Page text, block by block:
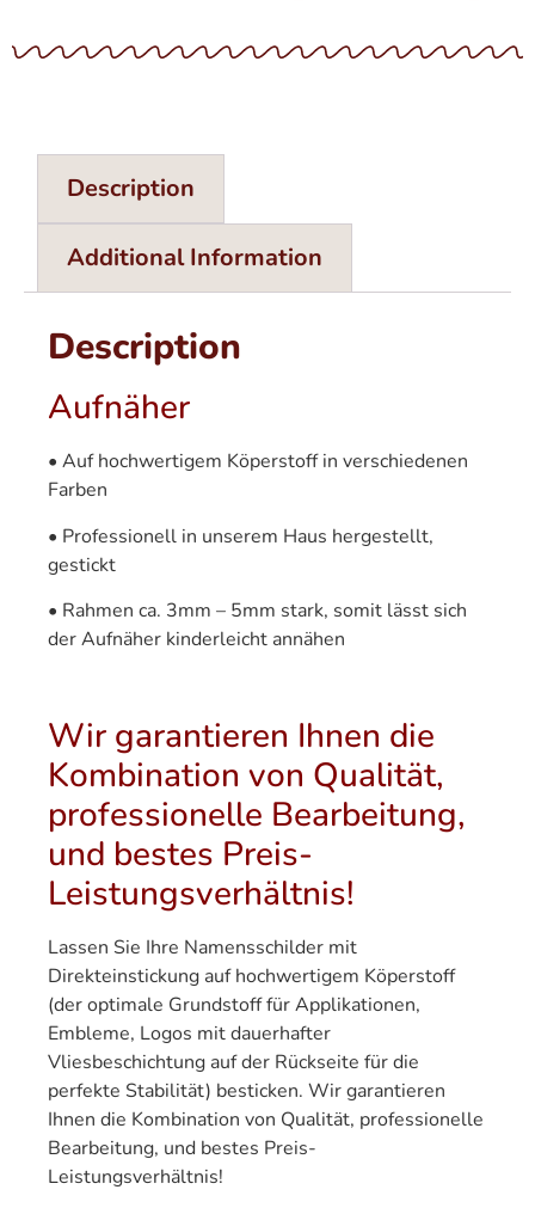
Description
Additional Information
Description
Aufnäher
• Auf hochwertigem Köperstoff in verschiedenen
Farben
• Professionell in unserem Haus hergestellt,
gestickt
• Rahmen ca. 3mm – 5mm stark, somit lässt sich
der Aufnäher kinderleicht annähen
Wir garantieren Ihnen die
Kombination von Qualität,
professionelle Bearbeitung,
und bestes Preis-
Leistungsverhältnis!
Lassen Sie Ihre Namensschilder mit
Direkteinstickung auf hochwertigem Köperstoff
(der optimale Grundstoff für Applikationen,
Embleme, Logos mit dauerhafter
Vliesbeschichtung auf der Rückseite für die
perfekte Stabilität) besticken. Wir garantieren
Ihnen die Kombination von Qualität, professionelle
Bearbeitung, und bestes Preis-
Leistungsverhältnis!